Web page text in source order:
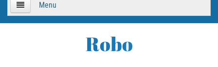
Menu
Robo